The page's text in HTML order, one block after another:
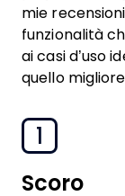
mie
funzionalità
ai casi d’uso
quello
1
Scoro